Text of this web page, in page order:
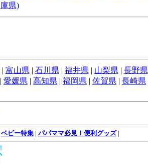
庫県)
| 富山県 | 石川県 | 福井県 | 山梨県 | 長野県
| 愛媛県 | 高知県 | 福岡県 | 佐賀県 | 長崎県
ベビー特集| パパママ必見！便利グッズ|